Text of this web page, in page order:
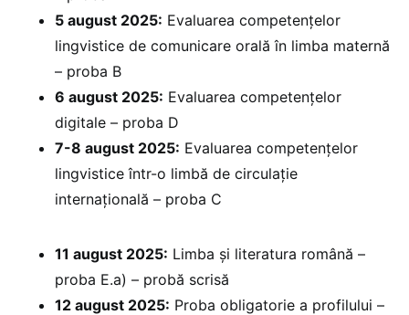
5 august 2025: Evaluarea competențelor
lingvistice de comunicare orală în limba maternă
– proba B
6 august 2025: ⁠Evaluarea competențelor
digitale – proba D
7-8 august 2025: Evaluarea competențelor
lingvistice într-o limbă de circulație
internațională – proba C
11 august 2025: Limba și literatura română –
proba E.a) – probă scrisă
12 august 2025: Proba obligatorie a profilului –